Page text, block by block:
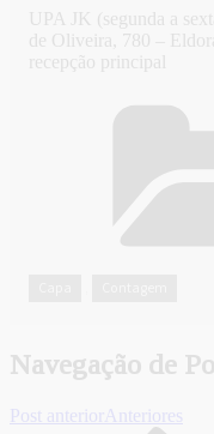
UPA JK (segunda a
de Oliveira, 780 –
recepção principal
Navegação de
Post anterior Anteriores